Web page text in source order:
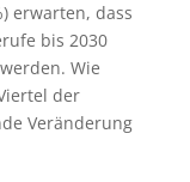
erwarten, dass
bis 2030
Wie
der
Veränderung